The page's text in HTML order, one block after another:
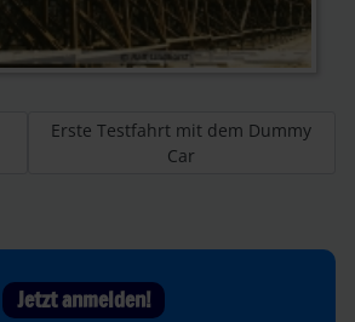
Weitere Testfahrten
Nächster Beitrag: Erste Testfahrt mit
Erste Testfahrt mit dem Dummy
Car
Jetzt anmelden!